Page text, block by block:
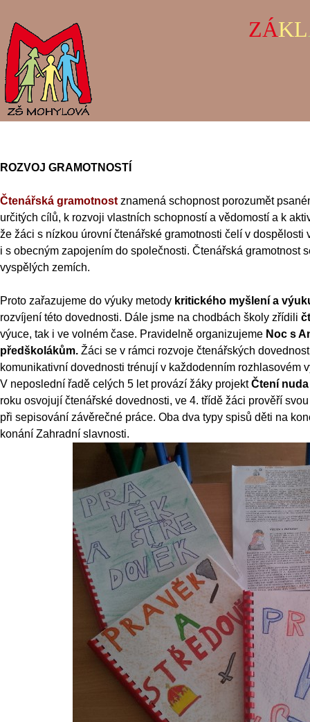
ZÁKL
ROZVOJ GRAMOTNOSTÍ
Čtenářská gramotnost znamená schopnost porozumět
určitých cílů, k rozvoji vlastních schopností a vědomostí a k
že žáci s nízkou úrovní čtenářské gramotnosti čelí v
i s obecným zapojením do společnosti. Čtenářská gramotnost
vyspělých zemích.
Proto zařazujeme do výuky metody kritického myšlení a
rozvíjení této dovednosti. Dále jsme na chodbách školy zřídili
výuce, tak i ve volném čase. Pravidelně organizujeme Noc s
předškolákům. Žáci se v rámci rozvoje čtenářských
komunikativní dovednosti trénují v každodenním rozhlasovém
V neposlední řadě celých 5 let provází žáky projektČtení
roku osvojují čtenářské dovednosti, ve 4. třídě žáci prověří
při sepisování závěrečné práce. Oba dva typy spisů děti na
konání Zahradní slavnosti.